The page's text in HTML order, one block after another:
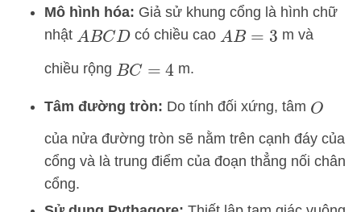
Mô hình hóa: Giả sử khung cổng là hình chữ
nhật ABCD có chiều cao AB=3 m và
chiều rộng BC=4 m.
Tâm đường tròn: Do tính đối xứng, tâm O
của nửa đường tròn sẽ nằm trên cạnh đáy của
cổng và là trung điểm của đoạn thẳng nối chân
cổng.